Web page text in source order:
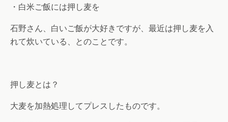
・白米ご飯には押し麦を
石野さん、白いご飯が大好きですが、最近は押し麦を入
れて炊いている、とのことです。
押し麦とは？
大麦を加熱処理してプレスしたものです。